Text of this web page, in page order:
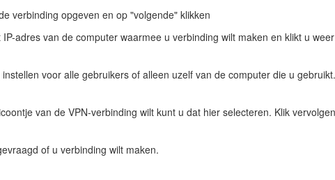
verbinding opgeven en op "volgende" klikken
adres van de computer waarmee u verbinding wilt maken en klikt u
voor alle gebruikers of alleen uzelf van de computer die u
van de VPN-verbinding wilt kunt u dat hier selecteren. Klik
of u verbinding wilt maken.